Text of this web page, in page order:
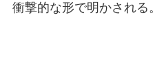
衝撃的な形で明かされる。